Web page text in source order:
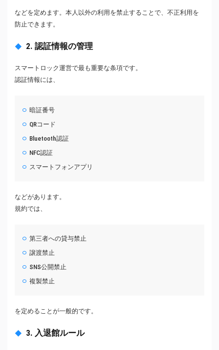
などを定めます。本人以外の利用を禁止することで、不正利用を
防止できます。
2. 認証情報の管理
スマートロック運営で最も重要な条項です。
認証情報には、
暗証番号
QRコード
Bluetooth認証
NFC認証
スマートフォンアプリ
などがあります。
規約では、
第三者への貸与禁止
譲渡禁止
SNS公開禁止
複製禁止
を定めることが一般的です。
3. 入退館ルール